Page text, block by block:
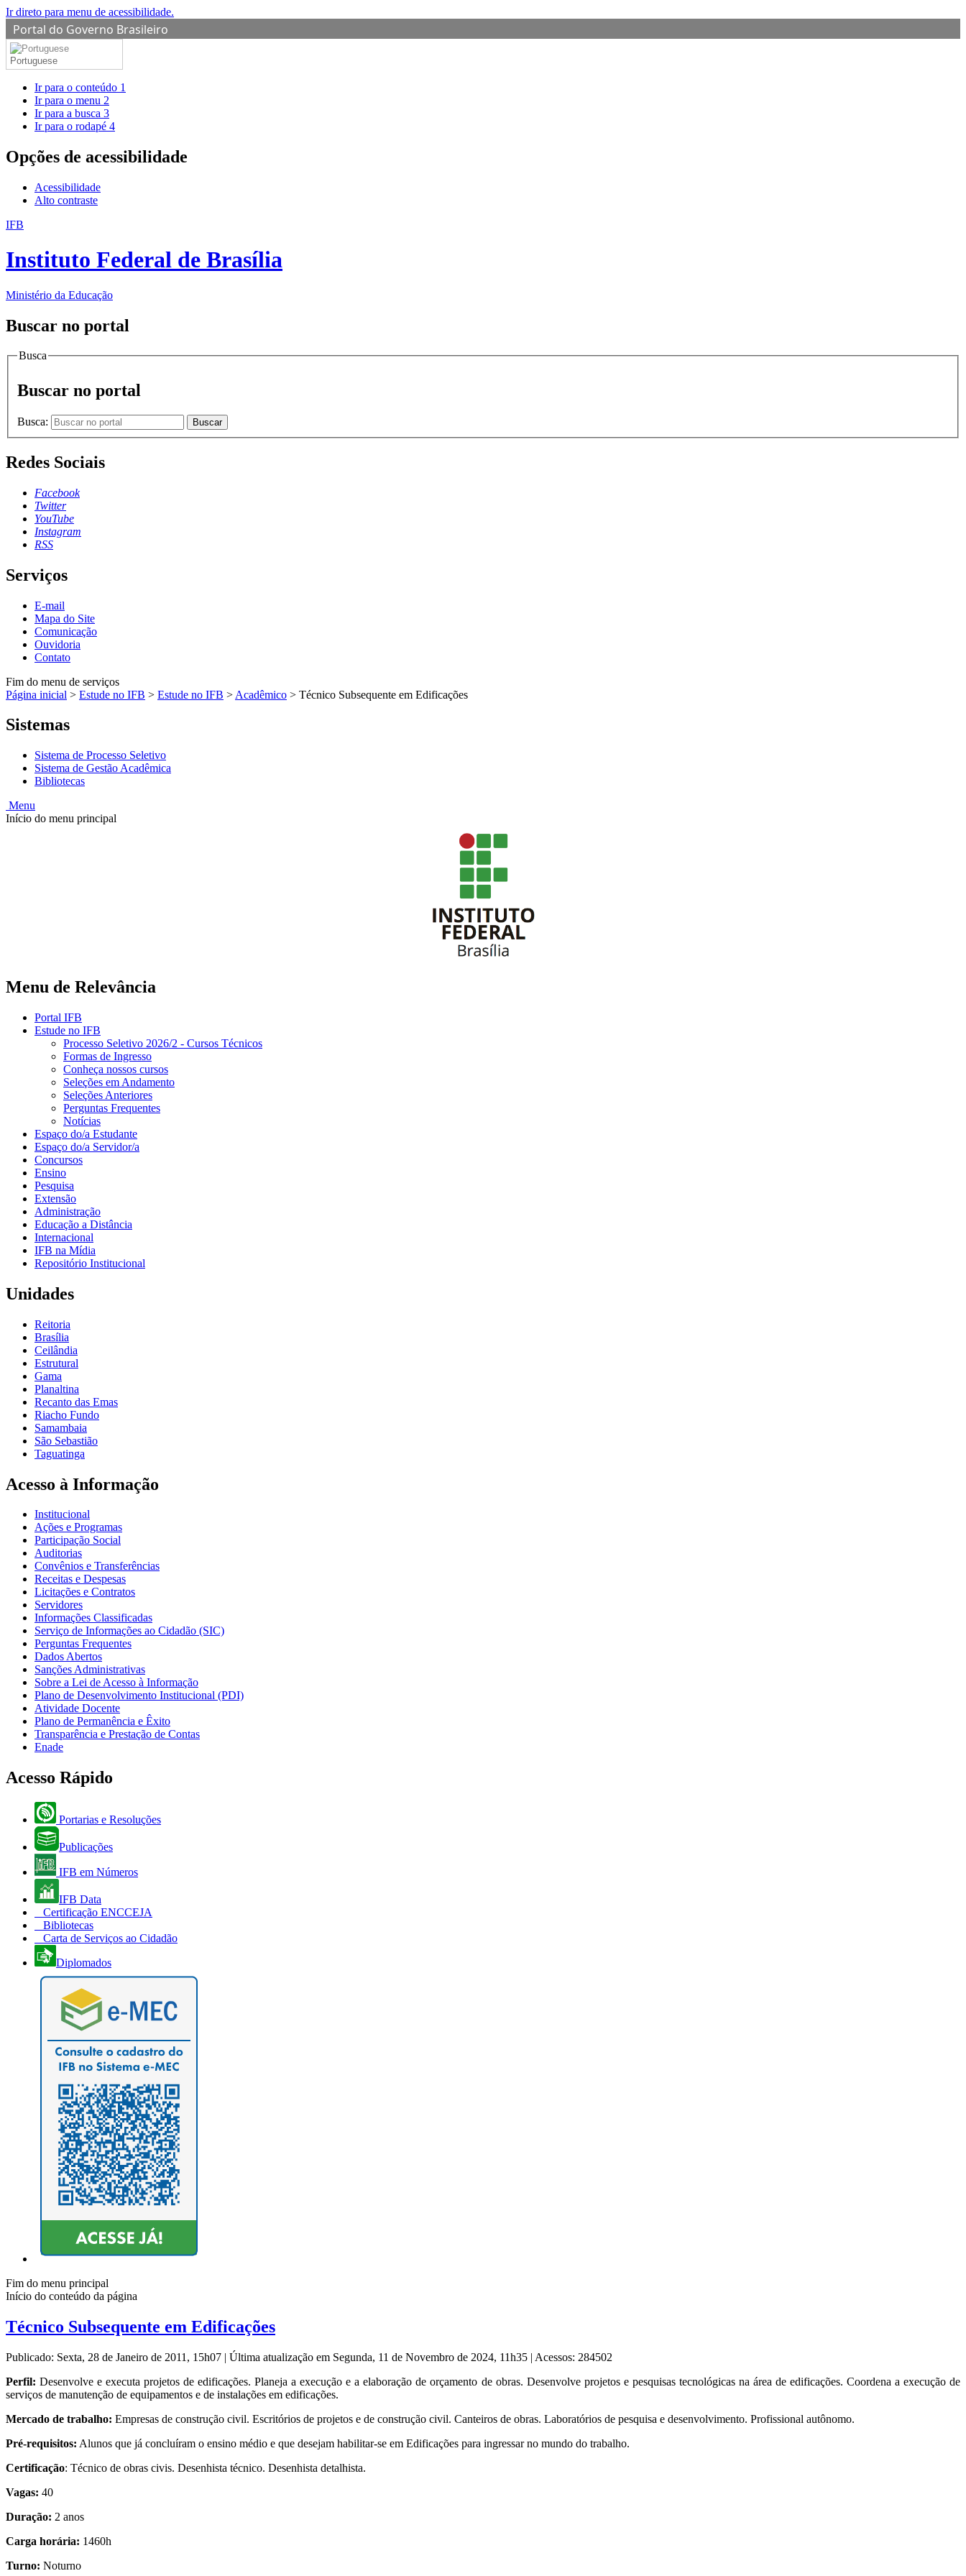
Ir direto para menu de acessibilidade.
Portal do Governo Brasileiro
Portuguese
Ir para o conteúdo 1
Ir para o menu 2
Ir para a busca 3
Ir para o rodapé 4
Opções de acessibilidade
Acessibilidade
Alto contraste
IFB
Instituto Federal de Brasília
Ministério da Educação
Buscar no portal
Busca
Buscar no portal
Busca: Buscar
Redes Sociais
Facebook
Twitter
YouTube
Instagram
RSS
Serviços
E-mail
Mapa do Site
Comunicação
Ouvidoria
Contato
Fim do menu de serviços
Página inicial > Estude no IFB > Estude no IFB > Acadêmico > Técnico Subsequente em Edificações
Sistemas
Sistema de Processo Seletivo
Sistema de Gestão Acadêmica
Bibliotecas
Menu
Início do menu principal
Menu de Relevância
Portal IFB
Estude no IFB
Processo Seletivo 2026/2 - Cursos Técnicos
Formas de Ingresso
Conheça nossos cursos
Seleções em Andamento
Seleções Anteriores
Perguntas Frequentes
Notícias
Espaço do/a Estudante
Espaço do/a Servidor/a
Concursos
Ensino
Pesquisa
Extensão
Administração
Educação a Distância
Internacional
IFB na Mídia
Repositório Institucional
Unidades
Reitoria
Brasília
Ceilândia
Estrutural
Gama
Planaltina
Recanto das Emas
Riacho Fundo
Samambaia
São Sebastião
Taguatinga
Acesso à Informação
Institucional
Ações e Programas
Participação Social
Auditorias
Convênios e Transferências
Receitas e Despesas
Licitações e Contratos
Servidores
Informações Classificadas
Serviço de Informações ao Cidadão (SIC)
Perguntas Frequentes
Dados Abertos
Sanções Administrativas
Sobre a Lei de Acesso à Informação
Plano de Desenvolvimento Institucional (PDI)
Atividade Docente
Plano de Permanência e Êxito
Transparência e Prestação de Contas
Enade
Acesso Rápido
Portarias e Resoluções
Publicações
IFB em Números
IFB Data
Certificação ENCCEJA
Bibliotecas
Carta de Serviços ao Cidadão
Diplomados
Fim do menu principal
Início do conteúdo da página
Técnico Subsequente em Edificações
Publicado: Sexta, 28 de Janeiro de 2011, 15h07 | Última atualização em Segunda, 11 de Novembro de 2024, 11h35 | Acessos: 284502
Perfil: Desenvolve e executa projetos de edificações. Planeja a execução e a elaboração de orçamento de obras. Desenvolve projetos e pesquisas tecnológicas na área de edificações. Coordena a execução de
serviços de manutenção de equipamentos e de instalações em edificações.
Mercado de trabalho: Empresas de construção civil. Escritórios de projetos e de construção civil. Canteiros de obras. Laboratórios de pesquisa e desenvolvimento. Profissional autônomo.
Pré-requisitos: Alunos que já concluíram o ensino médio e que desejam habilitar-se em Edificações para ingressar no mundo do trabalho.
Certificação: Técnico de obras civis. Desenhista técnico. Desenhista detalhista.
Vagas: 40
Duração: 2 anos
Carga horária: 1460h
Turno: Noturno